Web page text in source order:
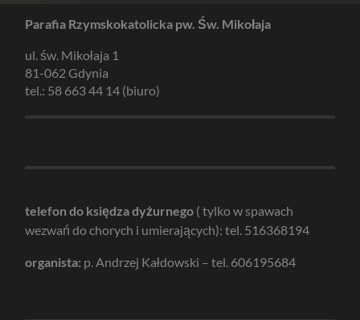
Parafia Rzymskokatolicka pw. Św. Mikołaja
ul. św. Mikołaja 1
81-062 Gdynia
tel.: 58 663 44 14 (biuro)
telefon do księdza dyżurnego ( tylko w spawach
wezwań do chorych i umierających): tel. 516368194
organista: p. Andrzej Kałdowski – tel. 606195684